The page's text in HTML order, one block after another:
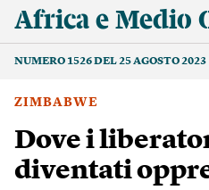
Africa e Medio
NUMERO 1526 DEL 25 AGOSTO 2023
ZIMBABWE
Dove i
diventati